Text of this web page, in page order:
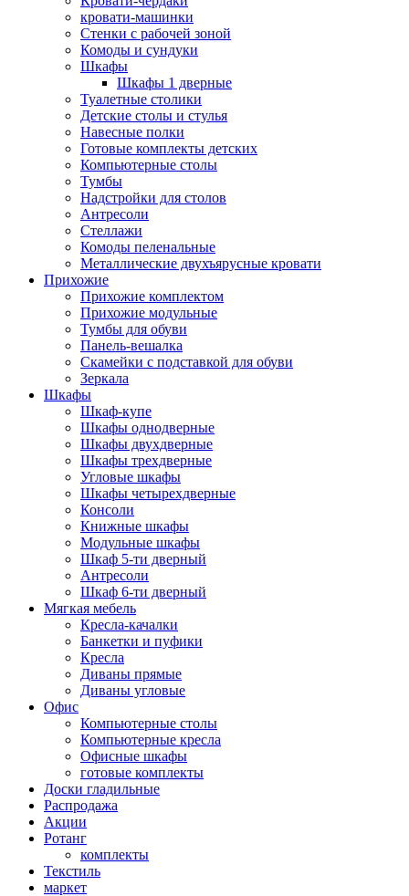
кровати-машинки
Стенки с рабочей зоной
Комоды и сундуки
Шкафы
Шкафы 1 дверные
Туалетные столики
Детские столы и стулья
Навесные полки
Готовые комплекты детских
Компьютерные столы
Тумбы
Надстройки для столов
Антресоли
Стеллажи
Комоды пеленальные
Металлические двухъярусные кровати
Прихожие
Прихожие комплектом
Прихожие модульные
Тумбы для обуви
Панель-вешалка
Скамейки с подставкой для обуви
Зеркала
Шкафы
Шкаф-купе
Шкафы однодверные
Шкафы двухдверные
Шкафы трехдверные
Угловые шкафы
Шкафы четырехдверные
Консоли
Книжные шкафы
Модульные шкафы
Шкаф 5-ти дверный
Антресоли
Шкаф 6-ти дверный
Мягкая мебель
Кресла-качалки
Банкетки и пуфики
Кресла
Диваны прямые
Диваны угловые
Офис
Компьютерные столы
Компьютерные кресла
Офисные шкафы
готовые комплекты
Доски гладильные
Распродажа
Акции
Ротанг
комплекты
Текстиль
маркет